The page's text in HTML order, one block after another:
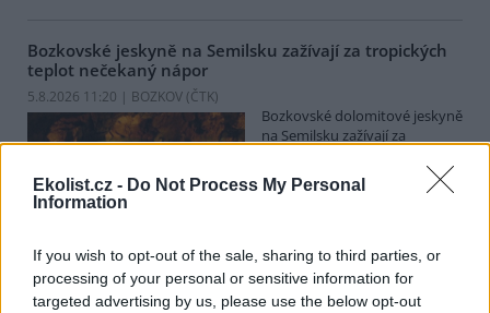
Ekolist.cz - Do Not Process My Personal
Information
If you wish to opt-out of the sale, sharing to third parties, or
processing of your personal or sensitive information for
targeted advertising by us, please use the below opt-out
Bozkovské jeskyně na Semilsku zažívají za tropických
teplot nečekaný nápor
5.8.2026 11:20 | BOZKOV (ČTK)
Bozkovské dolomitové jeskyně
na Semilsku zažívají za
nečekaný nápor. Jde sice o
jedno z nejchladnějších míst v
Libereckém kraji, které má stálou teplotu mezi 7,5 až devíti stupni
Dušana Milky k nim lidé přicházeli spíše v době, když bylo nevlídno.